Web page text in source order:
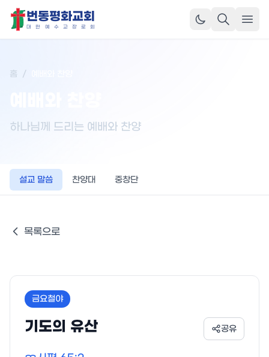
번동평화교회
대 한 예 수 교 장 로 회
메뉴
홈 /
하나님께 드리는 예배와 찬양
설교 말씀 찬양대 중창단
목록으로
금요철야
기도의 유산 공유